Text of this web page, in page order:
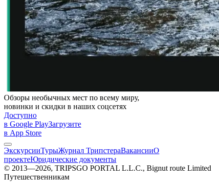
Обзоры необычных мест по всему миру,
новинки и скидки в наших соцсетях
Доступно
в Google PlayЗагрузите
в App Store
ЭкскурсииТурыЖурнал ТрипстераВакансииО
проектеЮридические документы
© 2013—2026, TRIPSGO PORTAL L.L.C., Bignut route Limited
Путешественникам